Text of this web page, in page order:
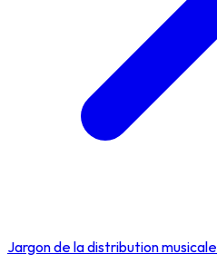
Jargon de la distribution musicale